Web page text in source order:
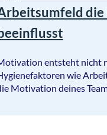
entsteht nicht
wie
Motivation deines